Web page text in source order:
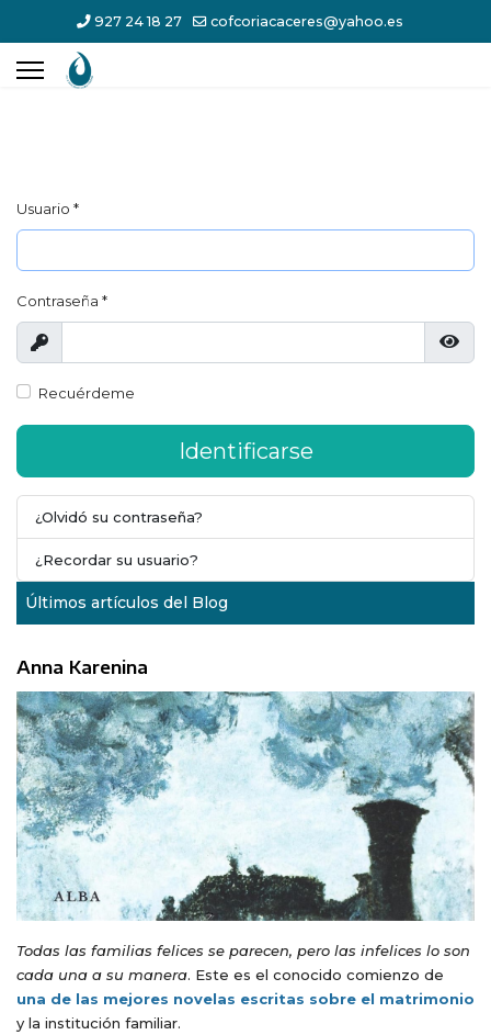
927 24 18 27 cofcoriacaceres@yahoo.es
Usuario *
Contraseña *
Mostrar
Recuérdeme
Identificarse
¿Olvidó su contraseña?
¿Recordar su usuario?
Últimos artículos del Blog
Anna Karenina
Todas las familias felices se parecen, pero las infelices lo son
cada una a su manera. Este es el conocido comienzo de
una de las mejores novelas escritas sobre el matrimonio
y la institución familiar.